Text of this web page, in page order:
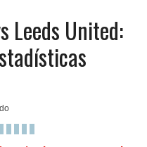
Leeds United: